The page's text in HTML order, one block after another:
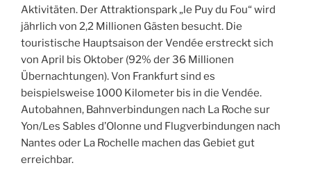
Aktivitäten. Der Attraktionspark „le Puy du Fou“ wird
jährlich von 2,2 Millionen Gästen besucht. Die
touristische Hauptsaison der Vendée erstreckt sich
von April bis Oktober (92% der 36 Millionen
Übernachtungen). Von Frankfurt sind es
beispielsweise 1000 Kilometer bis in die Vendée.
Autobahnen, Bahnverbindungen nach La Roche sur
Yon/Les Sables d’Olonne und Flugverbindungen nach
Nantes oder La Rochelle machen das Gebiet gut
erreichbar.